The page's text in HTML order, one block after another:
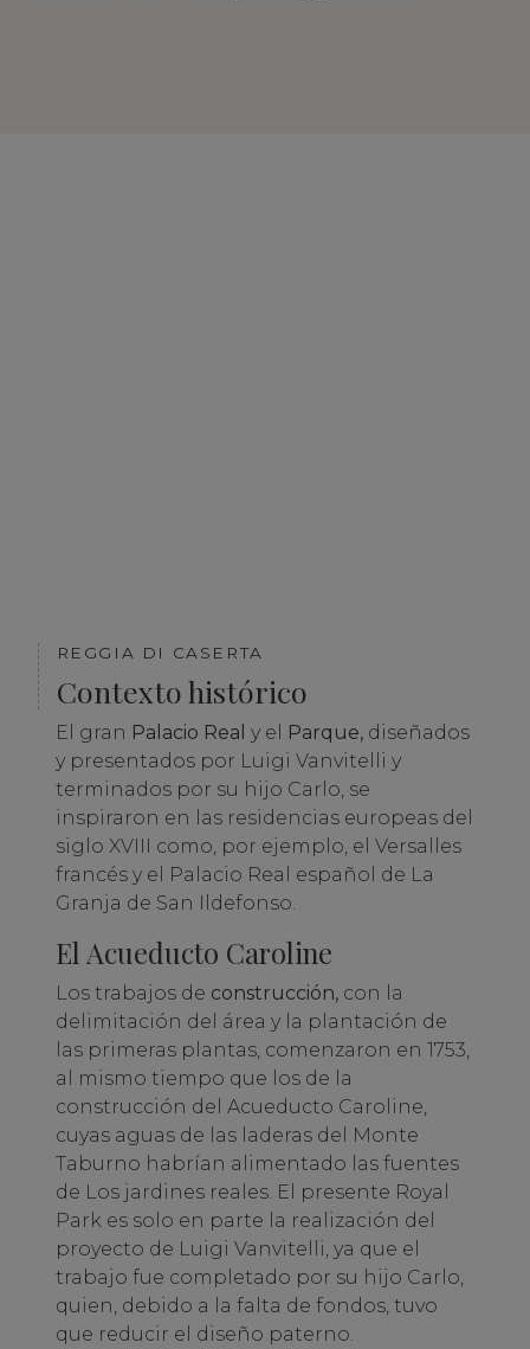
REGGIA DI CASERTA
Contexto histórico
El gran Palacio Real y el Parque,diseñados
y presentados por Luigi Vanvitelli y
terminados por su hijo Carlo, se
inspiraron en las residencias europeas del
siglo XVIII como, por ejemplo, el Versalles
francés y el Palacio Real español de La
Granja de San Ildefonso.
El Acueducto Caroline
Los trabajos de construcción,con la
delimitación del área y la plantación de
las primeras plantas, comenzaron en 1753,
al mismo tiempo que los de la
construcción del Acueducto Caroline,
cuyas aguas de las laderas del Monte
Taburno habrían alimentado las fuentes
de Los jardines reales. El presente Royal
Park es solo en parte la realización del
proyecto de Luigi Vanvitelli, ya que el
trabajo fue completado por su hijo Carlo,
quien, debido a la falta de fondos, tuvo
que reducir el diseño paterno.